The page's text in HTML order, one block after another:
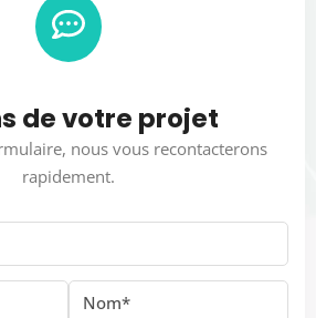
de votre projet
nous vous recontacterons
rapidement.